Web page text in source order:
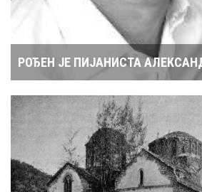
РОЂЕН ЈЕ ПИЈАНИСТА